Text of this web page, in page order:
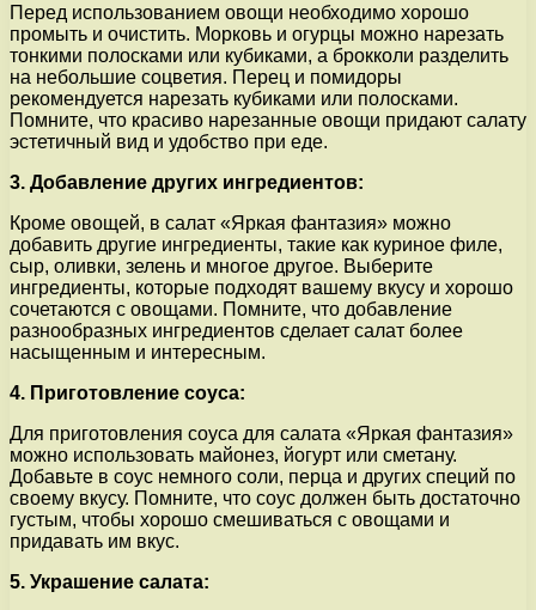
Перед использованием овощи необходимо хорошо
промыть и очистить. Морковь и огурцы можно нарезать
тонкими полосками или кубиками, а брокколи разделить
на небольшие соцветия. Перец и помидоры
рекомендуется нарезать кубиками или полосками.
Помните, что красиво нарезанные овощи придают салату
эстетичный вид и удобство при еде.
3. Добавление других ингредиентов:
Кроме овощей, в салат «Яркая фантазия» можно
добавить другие ингредиенты, такие как куриное филе,
сыр, оливки, зелень и многое другое. Выберите
ингредиенты, которые подходят вашему вкусу и хорошо
сочетаются с овощами. Помните, что добавление
разнообразных ингредиентов сделает салат более
насыщенным и интересным.
4. Приготовление соуса:
Для приготовления соуса для салата «Яркая фантазия»
можно использовать майонез, йогурт или сметану.
Добавьте в соус немного соли, перца и других специй по
своему вкусу. Помните, что соус должен быть достаточно
густым, чтобы хорошо смешиваться с овощами и
придавать им вкус.
5. Украшение салата: